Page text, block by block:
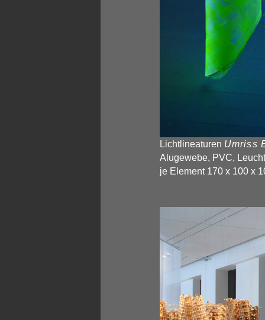
Lichtlineaturen Umriss
Alugewebe, PVC,
je Element 170 x 100 x